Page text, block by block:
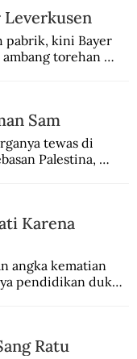
pabrik, kini Bayer
torehan
Sam
tewas di
Palestina,
Karena
angka kematian
pendidikan dukun
Ratu